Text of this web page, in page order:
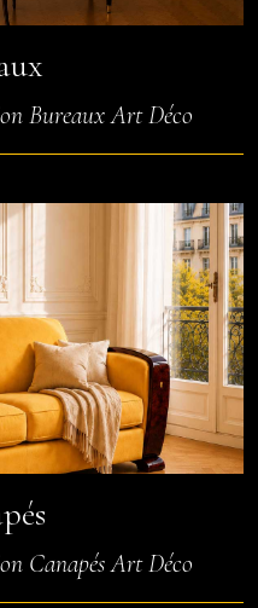
Bureaux Art Déco
Canapés Art Déco